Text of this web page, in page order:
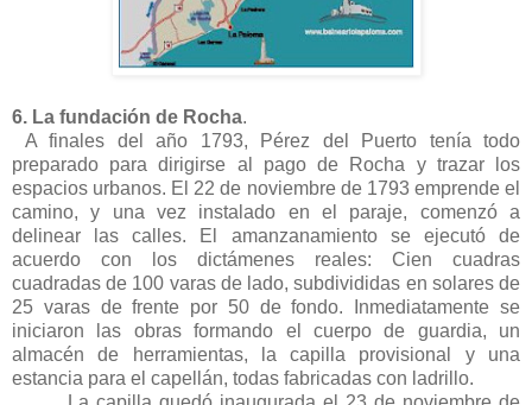
6. La fundación de Rocha.
A finales del año 1793, Pérez del Puerto tenía todo
preparado para dirigirse al pago de Rocha y trazar los
espacios urbanos. El 22 de noviembre de 1793 emprende el
camino, y una vez instalado en el paraje, comenzó a
delinear las calles. El amanzanamiento se ejecutó de
acuerdo con los dictámenes reales: Cien cuadras
cuadradas de 100 varas de lado, subdivididas en solares de
25 varas de frente por 50 de fondo. Inmediatamente se
iniciaron las obras formando el cuerpo de guardia, un
almacén de herramientas, la capilla provisional y una
estancia para el capellán, todas fabricadas con ladrillo.